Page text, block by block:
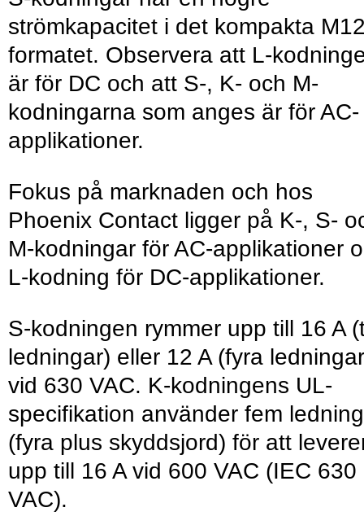
strömkapacitet i det kompakta
formatet. Observera att L-
är för DC och att S-, K- och M-
kodningarna som anges är för AC-
applikationer.
Fokus på marknaden och hos
Phoenix Contact ligger på K-, S-
M-kodningar för AC-applikationer
L-kodning för DC-applikationer.
S-kodningen rymmer upp till 16 A
ledningar) eller 12 A (fyra
vid 630 VAC. K-kodningens UL-
specifikation använder fem
(fyra plus skyddsjord) för att
upp till 16 A vid 600 VAC (IEC 630
VAC).